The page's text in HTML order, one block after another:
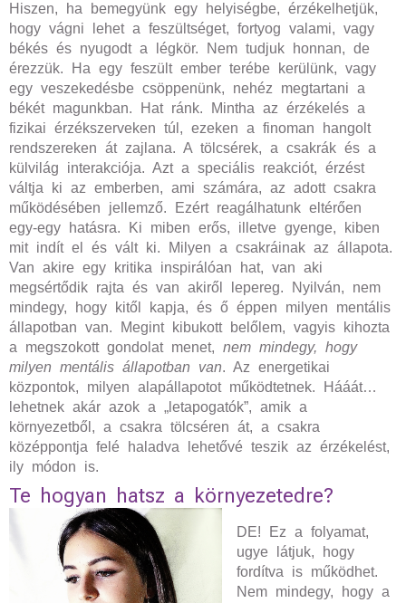
Hiszen, ha bemegyünk egy helyiségbe, érzékelhetjük,
hogy vágni lehet a feszültséget, fortyog valami, vagy
békés és nyugodt a légkör. Nem tudjuk honnan, de
érezzük. Ha egy feszült ember terébe kerülünk, vagy
egy veszekedésbe csöppenünk, nehéz megtartani a
békét magunkban. Hat ránk.
Mintha az érzékelés a
fizikai érzékszerveken túl, ezeken a finoman hangolt
rendszereken át zajlana. A tölcsérek, a csakrák és a
külvilág interakciója. Azt a speciális reakciót, érzést
váltja ki az emberben, ami számára, az adott csakra
működésében jellemző. Ezért reagálhatunk eltérően
egy-egy hatásra. Ki miben erős, illetve gyenge, kiben
mit indít el és vált ki. Milyen a csakráinak az állapota.
Van akire egy kritika inspirálóan hat, van aki
megsértődik rajta és van akiről lepereg. Nyilván, nem
mindegy, hogy kitől kapja, és ő éppen milyen mentális
állapotban van. Megint kibukott belőlem, vagyis kihozta
a megszokott gondolat menet, nem mindegy, hogy
milyen mentális állapotban van. Az energetikai
központok, milyen alapállapotot működtetnek. Hááát…
lehetnek akár azok a „letapogatók”, amik a
környezetből, a csakra tölcséren át, a csakra
középpontja felé haladva lehetővé teszik az érzékelést,
ily módon is.
Te hogyan hatsz a környezetedre?
DE! Ez a folyamat,
ugye látjuk, hogy
fordítva is működhet.
Nem mindegy, hogy a